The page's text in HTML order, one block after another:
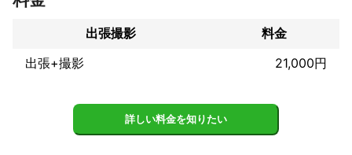
す。
依頼など随時受け付けております。どうぞよろしくお願いいたし
出張撮影
料金
出張+撮影
21,000円
詳しい料金を知りたい